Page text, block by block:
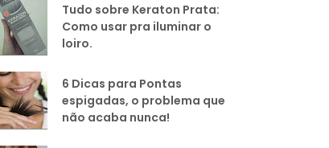
Tudo sobre Keraton Prata:
Como usar pra iluminar o
loiro.
6 Dicas para Pontas
espigadas, o problema que
não acaba nunca!